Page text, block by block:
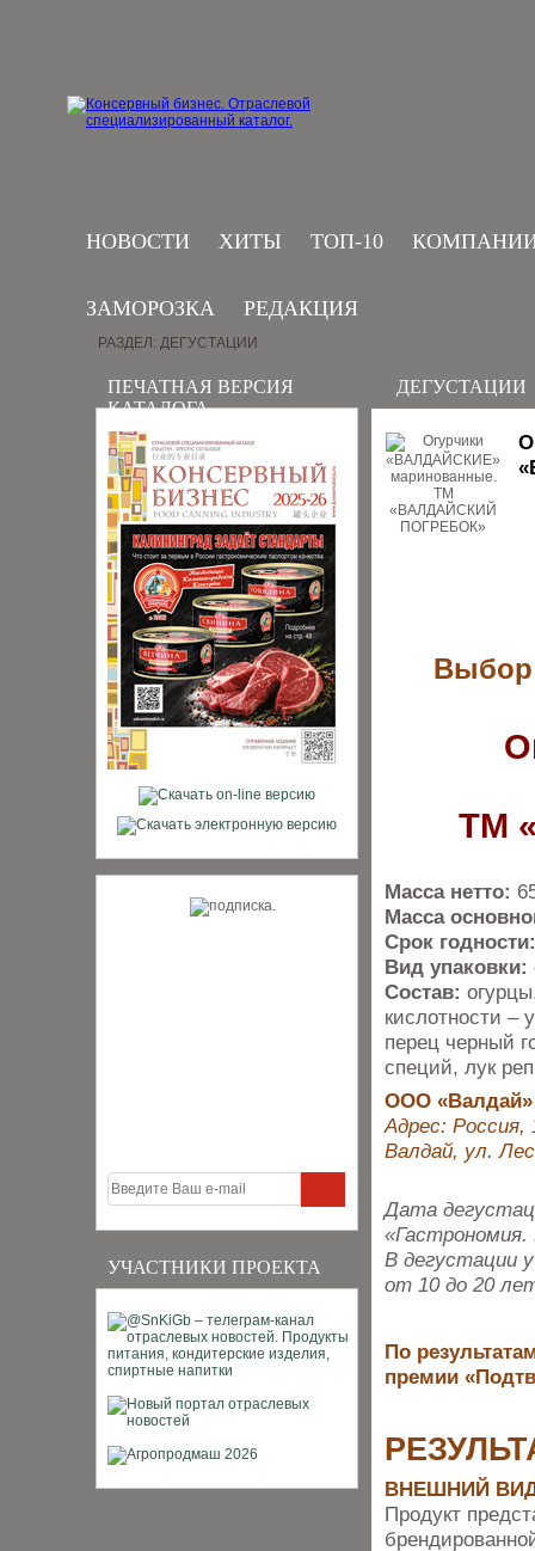
НОВОСТИ ХИТЫ ТОП-10
ЗАМОРОЗКА РЕДАКЦИЯ
ПЕЧАТНАЯ ВЕРСИЯ
КАТАЛОГА
УЧАСТНИКИ ПРОЕКТА
РАЗДЕЛ: ДЕГУСТАЦИИ
ДЕГУСТАЦИИ
Выбор
ТМ
Масса нетто:
Масса
Срок
Вид упаковки:
Состав:
кислотности –
перец черный
специй, лук
ООО «Валдай»
Адрес: Россия,
Валдай, ул.
Дата
«Гастрономия.
В дегустации
от 10 до 20
По
премии
ВНЕШНИЙ
Продукт